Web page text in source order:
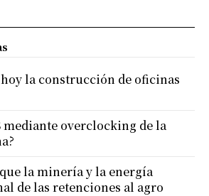
la construcción de oficinas
mediante overclocking de la
la minería y la energía
de las retenciones al agro